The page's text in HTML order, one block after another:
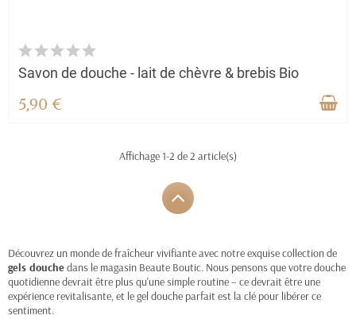
Savon de douche - lait de chèvre & brebis Bio
5,90 €
Affichage 1-2 de 2 article(s)
Découvrez un monde de fraîcheur vivifiante avec notre exquise collection de
gels douchedans le magasin Beaute Boutic. Nous pensons que votre douche
quotidienne devrait être plus qu'une simple routine – ce devrait être une
expérience revitalisante, et le gel douche parfait est la clé pour libérer ce
sentiment.